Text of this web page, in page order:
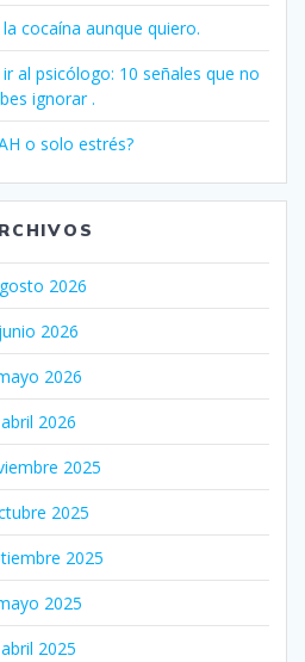
cocaína aunque quiero.
al psicólogo: 10 señales que no
ignorar .
o solo estrés?
2026
junio 2026
2026
abril 2026
2025
2025
2025
2025
abril 2025